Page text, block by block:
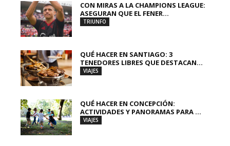
CON MIRAS A LA CHAMPIONS LEAGUE:
ASEGURAN QUE EL FENER...
TRIUNFO
QUÉ HACER EN SANTIAGO: 3
TENEDORES LIBRES QUE DESTACAN...
VIAJES
QUÉ HACER EN CONCEPCIÓN:
ACTIVIDADES Y PANORAMAS PARA ...
VIAJES